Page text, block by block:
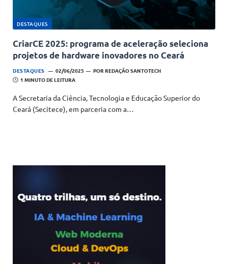
DESTAQUES
CriarCE 2025: programa de aceleração seleciona
projetos de hardware inovadores no Ceará
DESTAQUES 02/06/2025 POR REDAÇÃO SANTOTECH
1 MINUTO DE LEITURA
A Secretaria da Ciência, Tecnologia e Educação Superior do
Ceará (Secitece), em parceria com a…